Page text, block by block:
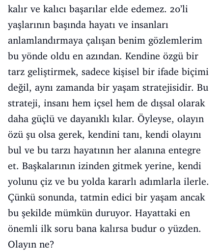
kalır ve kalıcı başarılar elde edemez. 20’li
yaşlarının başında hayatı ve insanları
anlamlandırmaya çalışan benim gözlemlerim
bu yönde oldu en azından. Kendine özgü bir
tarz geliştirmek, sadece kişisel bir ifade biçimi
değil, aynı zamanda bir yaşam stratejisidir. Bu
strateji, insanı hem içsel hem de dışsal olarak
daha güçlü ve dayanıklı kılar. Öyleyse, olayın
özü şu olsa gerek, kendini tanı, kendi olayını
bul ve bu tarzı hayatının her alanına entegre
et. Başkalarının izinden gitmek yerine, kendi
yolunu çiz ve bu yolda kararlı adımlarla ilerle.
Çünkü sonunda, tatmin edici bir yaşam ancak
bu şekilde mümkün duruyor. Hayattaki en
önemli ilk soru bana kalırsa budur o yüzden.
Olayın ne?